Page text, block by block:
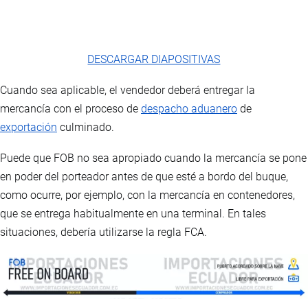
DESCARGAR DIAPOSITIVAS
Cuando sea aplicable, el vendedor deberá entregar la
mercancía con el proceso de despacho aduanero de
exportación culminado.
Puede que FOB no sea apropiado cuando la mercancía se pone
en poder del porteador antes de que esté a bordo del buque,
como ocurre, por ejemplo, con la mercancía en contenedores,
que se entrega habitualmente en una terminal. En tales
situaciones, debería utilizarse la regla FCA.